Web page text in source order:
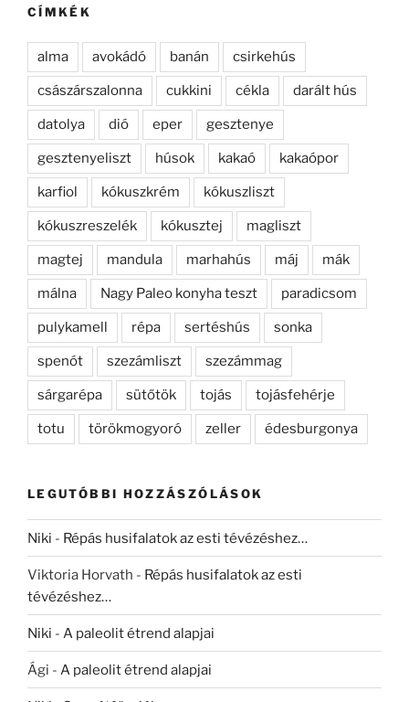
CÍMKÉK
alma avokádó banán csirkehús
császárszalonna cukkini cékla darált hús
datolya dió eper gesztenye
gesztenyeliszt húsok kakaó kakaópor
karfiol kókuszkrém kókuszliszt
kókuszreszelék kókusztej magliszt
magtej mandula marhahús máj mák
málna Nagy Paleo konyha teszt paradicsom
pulykamell répa sertéshús sonka
spenót szezámliszt szezámmag
sárgarépa sütőtök tojás tojásfehérje
totu törökmogyoró zeller édesburgonya
LEGUTÓBBI HOZZÁSZÓLÁSOK
Niki - Répás husifalatok az esti tévézéshez…
Viktoria Horvath - Répás husifalatok az esti
tévézéshez…
Niki - A paleolit étrend alapjai
Ági - A paleolit étrend alapjai